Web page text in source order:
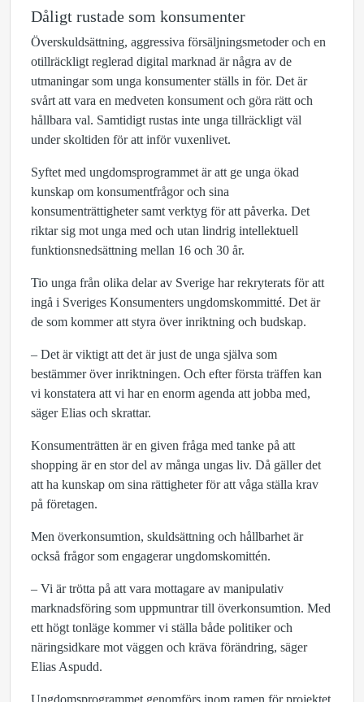
Dåligt rustade som konsumenter
Överskuldsättning, aggressiva försäljningsmetoder och en
otillräckligt reglerad digital marknad är några av de
utmaningar som unga konsumenter ställs in för. Det är
svårt att vara en medveten konsument och göra rätt och
hållbara val. Samtidigt rustas inte unga tillräckligt väl
under skoltiden för att inför vuxenlivet.
Syftet med ungdomsprogrammet är att ge unga ökad
kunskap om konsumentfrågor och sina
konsumenträttigheter samt verktyg för att påverka. Det
riktar sig mot unga med och utan lindrig intellektuell
funktionsnedsättning mellan 16 och 30 år.
Tio unga från olika delar av Sverige har rekryterats för att
ingå i Sveriges Konsumenters ungdomskommitté. Det är
de som kommer att styra över inriktning och budskap.
– Det är viktigt att det är just de unga själva som
bestämmer över inriktningen. Och efter första träffen kan
vi konstatera att vi har en enorm agenda att jobba med,
säger Elias och skrattar.
Konsumenträtten är en given fråga med tanke på att
shopping är en stor del av många ungas liv. Då gäller det
att ha kunskap om sina rättigheter för att våga ställa krav
på företagen.
Men överkonsumtion, skuldsättning och hållbarhet är
också frågor som engagerar ungdomskomittén.
– Vi är trötta på att vara mottagare av manipulativ
marknadsföring som uppmuntrar till överkonsumtion. Med
ett högt tonläge kommer vi ställa både politiker och
näringsidkare mot väggen och kräva förändring, säger
Elias Aspudd.
Ungdomsprogrammet genomförs inom ramen för projektet